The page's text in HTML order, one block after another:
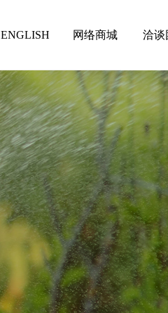
ENGLISH 网络商城 洽谈